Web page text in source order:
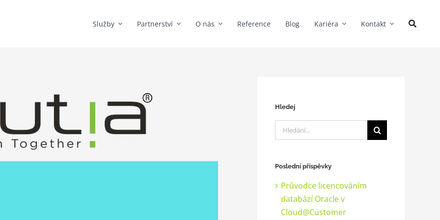
Služby Partnerství O nás Reference Blog Kariéra Kontakt
Hledej
Hledat:
Poslední příspěvky
Průvodce licencováním
databází Oracle v
Cloud@Customer